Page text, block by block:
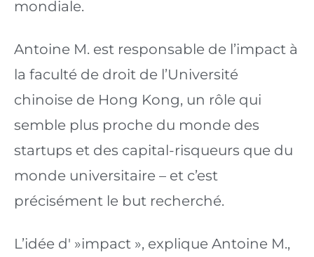
mondiale.
Antoine M. est responsable de l’impact à
la faculté de droit de l’Université
chinoise de Hong Kong, un rôle qui
semble plus proche du monde des
startups et des capital-risqueurs que du
monde universitaire – et c’est
précisément le but recherché.
L’idée d' »impact », explique Antoine M.,